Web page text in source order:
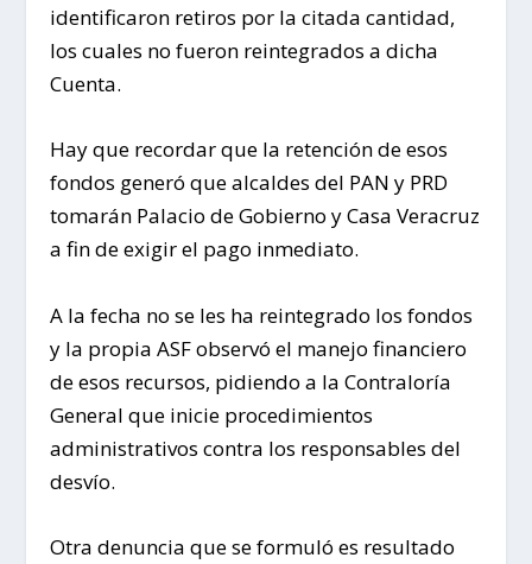
identificaron retiros por la citada cantidad,
los cuales no fueron reintegrados a dicha
Cuenta.
Hay que recordar que la retención de esos
fondos generó que alcaldes del PAN y PRD
tomarán Palacio de Gobierno y Casa Veracruz
a fin de exigir el pago inmediato.
A la fecha no se les ha reintegrado los fondos
y la propia ASF observó el manejo financiero
de esos recursos, pidiendo a la Contraloría
General que inicie procedimientos
administrativos contra los responsables del
desvío.
Otra denuncia que se formuló es resultado